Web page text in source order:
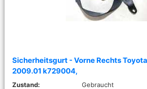
Sicherheitsgurt - Vorne Rechts
2009.01 k729004,
Zustand:
Gebraucht